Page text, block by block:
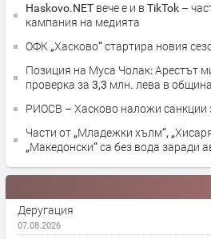
Haskovo.NET вече е и в TikTok –
кампания на медията
ОФК „Хасково“ стартира новия
Позиция на Муса Чолак: Арестът
проверка за 3,3 млн. лева в
РИОСВ – Хасково наложи санкции
Части от „Младежки хълм“,
„Македонски“ са без вода заради
Деругация
07.08.2026